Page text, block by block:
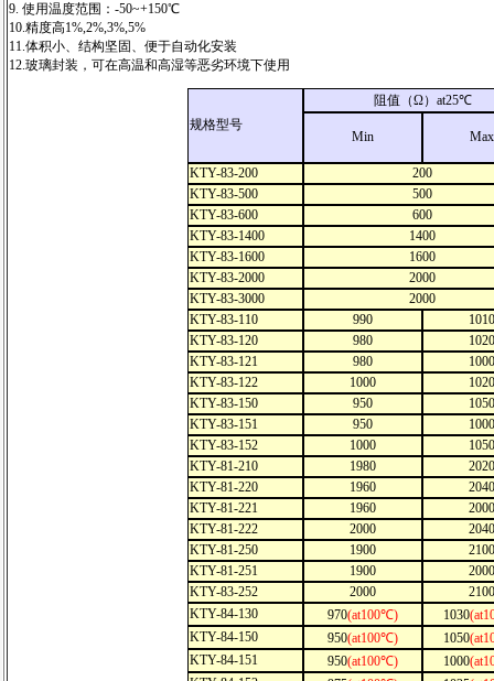
9. 使用温度范围：-50~+150℃
10.精度高1%,2%,3%,5%
11.体积小、结构坚固、便于自动化安装
12.玻璃封装，可在高温和高湿等恶劣环境下使用
规格型号
阻值（Ω）at25℃
Min Max
KTY-83-200
200
KTY-83-500
500
KTY-83-600
600
KTY-83-1400
1400
KTY-83-1600
1600
KTY-83-2000
2000
KTY-83-3000
2000
KTY-83-110
990
1010
KTY-83-120
980
1020
KTY-83-121
980
1000
KTY-83-122
1000
1020
KTY-83-150
950
1050
KTY-83-151
950
1000
KTY-83-152
1000
1050
KTY-81-210
1980
2020
KTY-81-220
1960
2040
KTY-81-221
1960
2000
KTY-81-222
2000
2040
KTY-81-250
1900
2100
KTY-81-251
1900
2000
KTY-83-252
2000
2100
KTY-84-130
970(at100℃) 1030
KTY-84-150
950(at100℃) 1050
KTY-84-151
950(at100℃) 1000